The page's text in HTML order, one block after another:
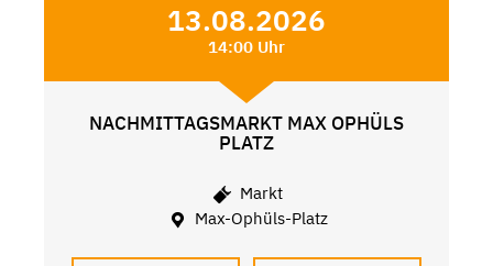
13.08.2026
14:00 Uhr
NACHMITTAGSMARKT MAX OPHÜLS
PLATZ
Markt
Max-Ophüls-Platz